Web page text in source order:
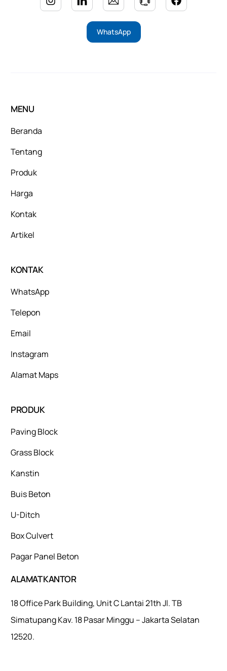
WhatsApp
MENU
Beranda
Tentang
Produk
Harga
Kontak
Artikel
KONTAK
WhatsApp
Telepon
Email
Instagram
Alamat Maps
PRODUK
Paving Block
Grass Block
Kanstin
Buis Beton
U-Ditch
Box Culvert
Pagar Panel Beton
ALAMAT KANTOR
18 Office Park Building, Unit C Lantai 21th Jl. TB
Simatupang Kav. 18 Pasar Minggu – Jakarta Selatan
12520.